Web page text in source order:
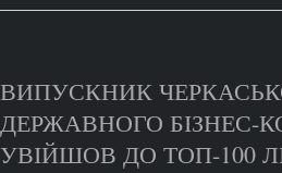
ВИПУСКНИК
ДЕРЖАВНОГО БІЗНЕС-
УВІЙШОВ ДО ТОП-100